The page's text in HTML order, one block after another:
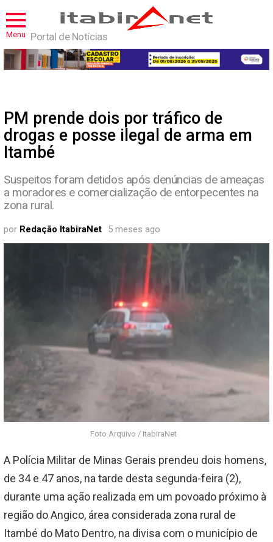
Menu Portal de Notícias
PM prende dois por tráfico de
drogas e posse ilegal de arma em
Itambé
Suspeitos foram detidos após denúncias de ameaças
a moradores e comercialização de entorpecentes na
zona rural.
por Redação ItabiraNet 5 meses ago
Foto Arquivo / ItabiraNet
A Polícia Militar de Minas Gerais prendeu dois homens,
de 34 e 47 anos, na tarde desta segunda-feira (2),
durante uma ação realizada em um povoado próximo à
região do Angico, área considerada zona rural de
Itambé do Mato Dentro, na divisa com o município de